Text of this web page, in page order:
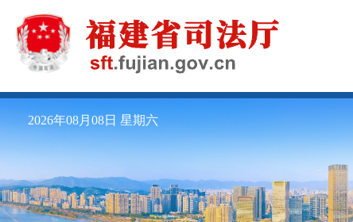
2026年08月08日 星期六